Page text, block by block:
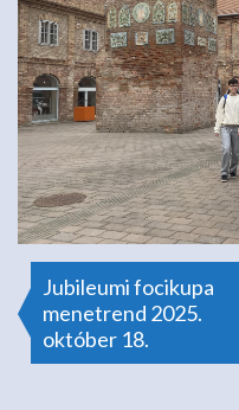
Bejegyzés
navigáció
Jubileumi focikupa
menetrend 2025.
október 18.